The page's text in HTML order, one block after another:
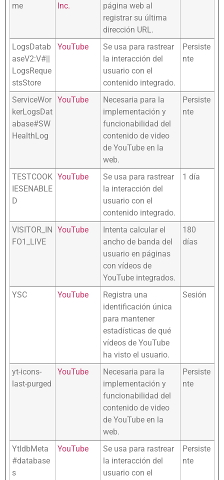
me
Inc.
página web al
registrar su última
dirección URL.
LogsDatab
aseV2:V#||
LogsReque
stsStore
YouTube
Se usa para rastrear
la interacción del
usuario con el
contenido integrado.
Persiste
nte
ServiceWor
kerLogsDat
abase#SW
HealthLog
YouTube
Necesaria para la
implementación y
funcionabilidad del
contenido de video
de YouTube en la
web.
Persiste
nte
TESTCOOK
IESENABLE
D
YouTube
Se usa para rastrear
la interacción del
usuario con el
contenido integrado.
1 día
VISITOR_IN
FO1_LIVE
YouTube
Intenta calcular el
ancho de banda del
usuario en páginas
con vídeos de
YouTube integrados.
180
días
YSC YouTube
Registra una
identificación única
para mantener
estadísticas de qué
vídeos de YouTube
ha visto el usuario.
Sesión
yt-icons-
last-purged
YouTube
Necesaria para la
implementación y
funcionabilidad del
contenido de video
de YouTube en la
web.
Persiste
nte
YtIdbMeta
#database
s
YouTube
Se usa para rastrear
la interacción del
usuario con el
Persiste
nte